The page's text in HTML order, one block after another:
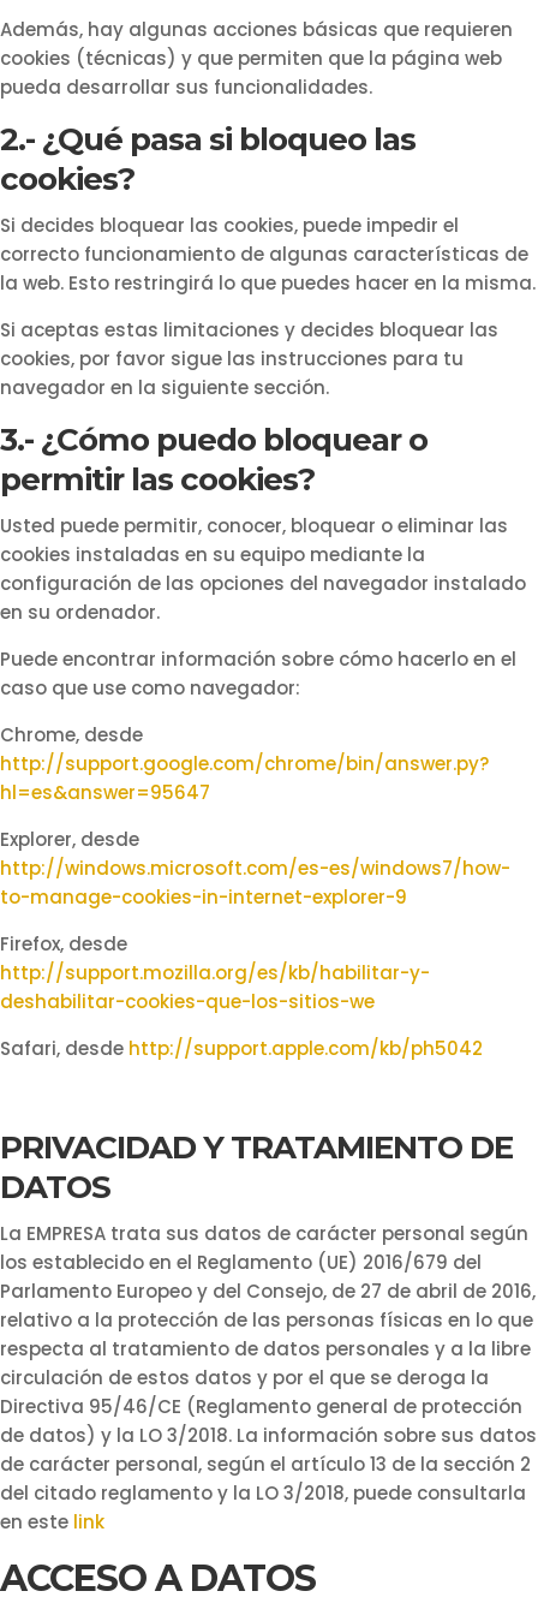
Además, hay algunas acciones básicas que requieren
cookies (técnicas) y que permiten que la página web
pueda desarrollar sus funcionalidades.
2.- ¿Qué pasa si bloqueo las
cookies?
Si decides bloquear las cookies, puede impedir el
correcto funcionamiento de algunas características de
la web. Esto restringirá lo que puedes hacer en la misma.
Si aceptas estas limitaciones y decides bloquear las
cookies, por favor sigue las instrucciones para tu
navegador en la siguiente sección.
3.- ¿Cómo puedo bloquear o
permitir las cookies?
Usted puede permitir, conocer, bloquear o eliminar las
cookies instaladas en su equipo mediante la
configuración de las opciones del navegador instalado
en su ordenador.
Puede encontrar información sobre cómo hacerlo en el
caso que use como navegador:
Chrome, desde
http://support.google.com/chrome/bin/answer.py?
hl=es&answer=95647
Explorer, desde
http://windows.microsoft.com/es-es/windows7/how-
to-manage-cookies-in-internet-explorer-9
Firefox, desde
http://support.mozilla.org/es/kb/habilitar-y-
deshabilitar-cookies-que-los-sitios-we
Safari, desde http://support.apple.com/kb/ph5042
PRIVACIDAD Y TRATAMIENTO DE
DATOS
La EMPRESA trata sus datos de carácter personal según
los establecido en el Reglamento (UE) 2016/679 del
Parlamento Europeo y del Consejo, de 27 de abril de 2016,
relativo a la protección de las personas físicas en lo que
respecta al tratamiento de datos personales y a la libre
circulación de estos datos y por el que se deroga la
Directiva 95/46/CE (Reglamento general de protección
de datos) y la LO 3/2018. La información sobre sus datos
de carácter personal, según el artículo 13 de la sección 2
del citado reglamento y la LO 3/2018, puede consultarla
en este link
ACCESO A DATOS